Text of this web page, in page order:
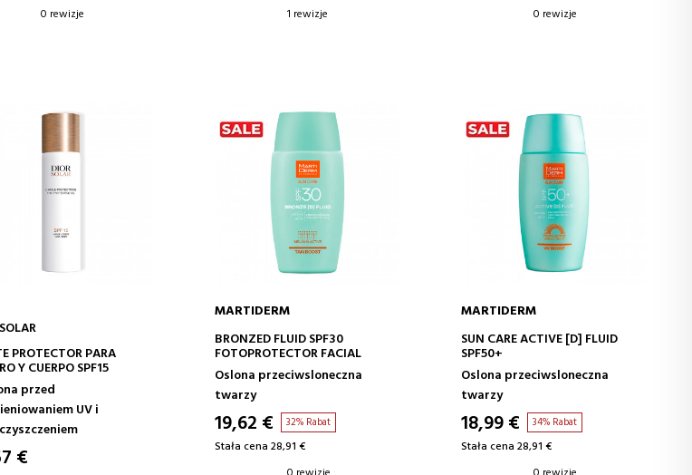
0 rewizje
1 rewizje
0 rewizje
DODAJ DO KOSZYKA
PROTECTOR PARA
Y CUERPO SPF15
przed
UV i
€
DODAJ DO KOSZYKA
MARTIDERM
BRONZED FLUID SPF30
FOTOPROTECTOR FACIAL
Oslona przeciwsloneczna
twarzy
19,62 € 32% Rabat
Stała cena 28,91 €
DODAJ DO KOSZYKA
MARTIDERM
SUN CARE ACTIVE [D] FLUID
SPF50+
Oslona przeciwsloneczna
twarzy
18,99 € 34% Rabat
Stała cena 28,91 €